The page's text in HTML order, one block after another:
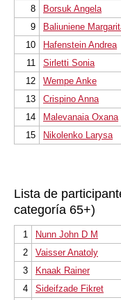
8
Borsuk Angela
9
Baliuniene
10
Hafenstein Andrea
11
Sirletti Sonia
12
Wempe Anke
13
Crispino Anna
14
Malevanaia Oxana
15
Nikolenko Larysa
Lista de
categoría 65+)
1 Nunn John D M
2
Vaisser Anatoly
3
Knaak Rainer
4
Sideifzade Fikret